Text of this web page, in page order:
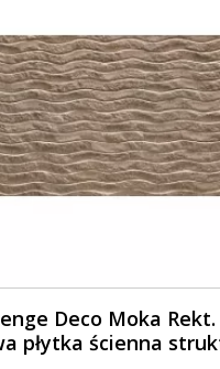
Deco Moka Rekt.
płytka ścienna